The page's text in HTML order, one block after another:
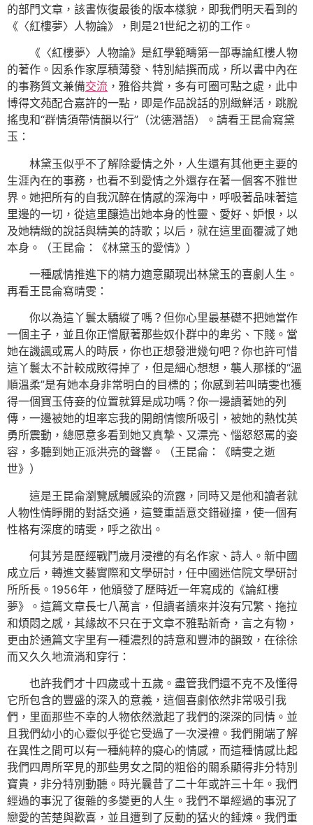
的部門文章，該書恢復最後的版本樣貌，即我們明天看到的
《〈紅樓夢〉人物論》，則是21世紀之初的工作。
《〈紅樓夢〉人物論》是紅學範疇第一部專論紅樓人物
的著作。因系作家厚積薄發、特別結撰而成，所以書中內在
的事務質文兼備交流 ，雅俗共賞，多有可圈可點之處，此中
博得文苑配合嘉許的一點，即是作品說話的別緻鮮活，跳脫
搖曳和“群情須帶情韻以行”（沈德潛語）。請看王昆侖寫黛
玉：
林黛玉似乎不了解除愛情之外，人生還有其他更主要的
生涯內在的事務，也看不到愛情之外還存在著一個客不雅世
界。她把所有的自我沉醉在情感的深海中，呼吸著品味著這
里邊的一切，從這里釀造出她本身的性靈、愛好、妒恨，以
及她精緻的說話與精美的詩歌；以后，就在這里面覆滅了她
本身。（王昆侖：《林黛玉的愛情》）
一種感情推進下的精力適意顯現出林黛玉的喜劇人生。
再看王昆侖寫晴雯：
你以為這丫鬟太驕縱了嗎？但你心里最基礎不把她當作
一個主子，並且你正憎厭著那些奴仆群中的卑劣、下賤。當
她在譏諷或罵人的時辰，你也正想發泄幾句吧？你也許可惜
這丫鬟太不計較成敗得掉了，但是細心想想，襲人那樣的“溫
順溫柔”是有她本身非常明白的目標的；你感到若叫晴雯也獲
得一個寶玉侍妾的位置就算是成功嗎？你一邊讀著她的列
傳，一邊被她的坦率忘我的開朗情懷所吸引，被她的熱忱英
勇所震動，總愿意多看到她又真摯、又漂亮、惱怒怒罵的姿
容，多聽到她正派洪亮的聲響。（王昆侖：《晴雯之逝
世》）
這是王昆侖瀏覽感觸感染的流露，同時又是他和讀者就
人物性情睜開的對話交通，這雙重語意交錯碰撞，使一個有
性格有深度的晴雯，呼之欲出。
何其芳是歷經戰鬥歲月浸禮的有名作家、詩人。新中國
成立后，轉進文藝實際和文學研討，任中國迷信院文學研討
所所長。1956年，他頒發了歷時近一年寫成的《論紅樓
夢》。這篇文章長七八萬言，但讀者讀來并沒有冗繁、拖拉
和煩悶之感，其緣故不只在于文章不雅點新奇，言之有物，
更由於通篇文字里有一種濃烈的詩意和豐沛的韻致，在徐徐
而又久久地流淌和穿行：
也許我們才十四歲或十五歲。盡管我們還不克不及懂得
它所包含的豐盛的深入的意義，這個喜劇依然非常吸引我
們，里面那些不幸的人物依然激起了我們的深深的同情。並
且我們幼小的心靈似乎從它受過了一次浸禮。我們開端了解
在異性之間可以有一種純粹的癡心的情感，而這種情感比起
我們四周所罕見的那些男女之間的粗俗的關系顯得非分特別
寶貴，非分特別動聽。時光曩昔了二十年或許三十年。我們
經過的事況了復雜的多變更的人生。我們不單經過的事況了
戀愛的苦楚與歡喜，並且遭到了反動的猛火的錘煉。我們重